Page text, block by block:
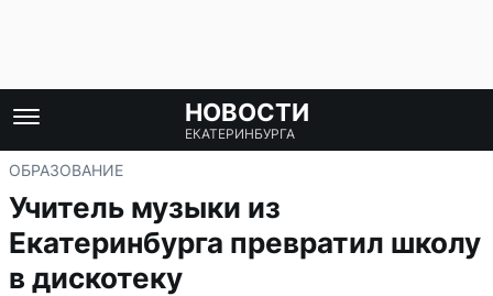
НОВОСТИ
ЕКАТЕРИНБУРГА
ОБРАЗОВАНИЕ
Учитель музыки из
Екатеринбурга превратил школу
в дискотеку